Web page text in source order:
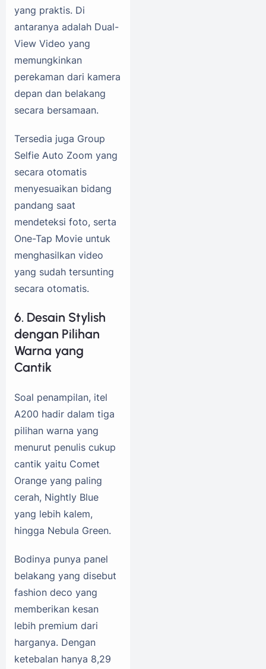
yang praktis. Di
antaranya adalah Dual-
View Video yang
memungkinkan
perekaman dari kamera
depan dan belakang
secara bersamaan.
Tersedia juga Group
Selfie Auto Zoom yang
secara otomatis
menyesuaikan bidang
pandang saat
mendeteksi foto, serta
One-Tap Movie untuk
menghasilkan video
yang sudah tersunting
secara otomatis.
6. Desain Stylish
dengan Pilihan
Warna yang
Cantik
Soal penampilan, itel
A200 hadir dalam tiga
pilihan warna yang
menurut penulis cukup
cantik yaitu Comet
Orange yang paling
cerah, Nightly Blue
yang lebih kalem,
hingga Nebula Green.
Bodinya punya panel
belakang yang disebut
fashion deco yang
memberikan kesan
lebih premium dari
harganya. Dengan
ketebalan hanya 8,29